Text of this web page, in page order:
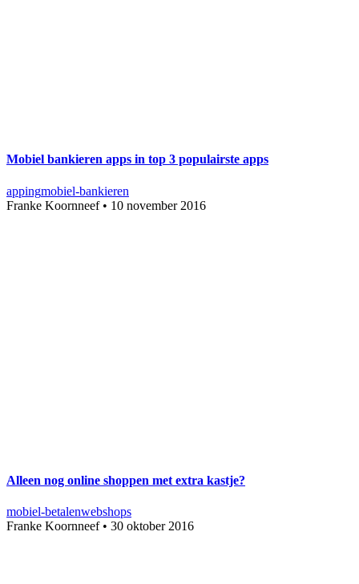
Mobiel bankieren apps in top 3 populairste apps
appingmobiel-bankieren
Franke Koornneef• 10 november 2016
Alleen nog online shoppen met extra kastje?
mobiel-betalenwebshops
Franke Koornneef• 30 oktober 2016